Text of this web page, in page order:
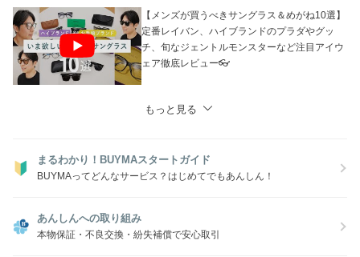
【メンズが買うべきサングラス＆めがね10選】
定番レイバン、ハイブランドのプラダやグッ
チ、旬なジェントルモンスターなど注目アイウ
ェア徹底レビュー👓
もっと見る
まるわかり！BUYMAスタートガイド
BUYMAってどんなサービス？はじめてでもあんしん！
あんしんへの取り組み
本物保証・不良交換・紛失補償で安心取引